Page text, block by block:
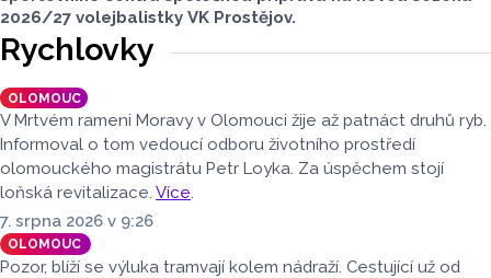
2026/27 volejbalistky VK Prostějov.
Rychlovky
OLOMOUC
V Mrtvém rameni Moravy v Olomouci žije až patnáct druhů ryb.
Informoval o tom vedoucí odboru životního prostředí
olomouckého magistrátu Petr Loyka. Za úspěchem stojí
loňská revitalizace. Více.
7. srpna 2026 v 9:26
OLOMOUC
Pozor, blíží se výluka tramvají kolem nádraží. Cestující už od